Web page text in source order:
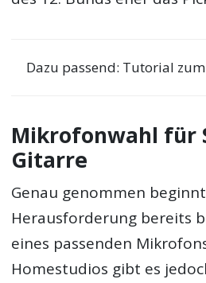
Dazu passend: Tutorial zum
Mikrofonwahl für
Gitarre
Genau genommen
Herausforderung bereits
eines passenden
Homestudios gibt es